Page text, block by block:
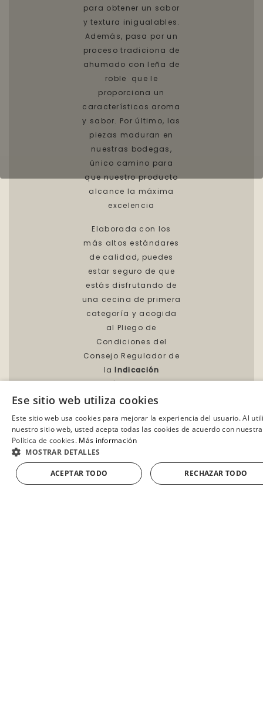
AÑADIR A LA CESTA
para obtener un sabor
y textura inigualables.
Además, pasa por un
proceso tradiciona de
ahumado con leña de
roble que le
proporciona un
característicos aroma
y sabor. Por último, las
piezas maduran en
nuestras bodegas,
único camino para
que nuestro producto
alcance la máxima
excelencia
Elaborada con los
más altos estándares
de calidad, puedes
estar seguro de que
estás disfrutando de
una cecina de primera
categoría y acogida
al Pliego de
Condiciones del
Consejo Regulador de
laIndicación
Geográfica Protegida
(IGP) “Cecina de
Ese sitio web utiliza cookies
Este sitio web usa cookies para mejorar la experiencia del usuario. Al
nuestro sitio web, usted acepta todas las cookies de acuerdo con nuestra
Política de cookies. Más información
MOSTRAR DETALLES
ACEPTAR TODO RECHAZAR TODO